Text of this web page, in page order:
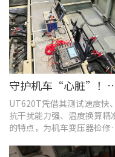
守护机车“心脏”！优利德
UT620T凭借其测试速度快、
抗干扰能力强、温度换算精
的特点，为机车变压器检修